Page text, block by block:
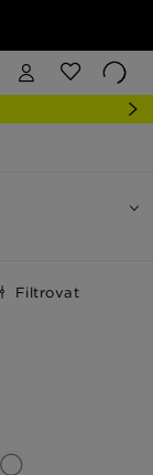
Filtrovat